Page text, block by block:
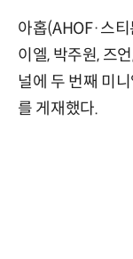
아홉(AHOF·스티
이엘, 박주원, 즈
널에 두 번째 미
를 게재했다.